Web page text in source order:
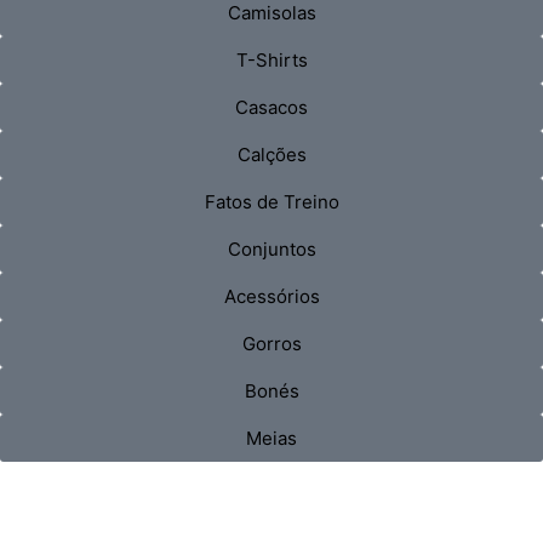
Camisolas
T-Shirts
Casacos
Calções
Fatos de Treino
Conjuntos
Acessórios
Gorros
Bonés
Meias